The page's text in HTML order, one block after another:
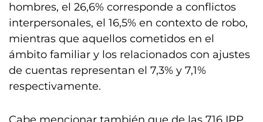
hombres, el 26,6% corresponde a conflictos
interpersonales, el 16,5% en contexto de robo,
mientras que aquellos cometidos en el
ámbito familiar y los relacionados con ajustes
de cuentas representan el 7,3% y 7,1%
respectivamente.